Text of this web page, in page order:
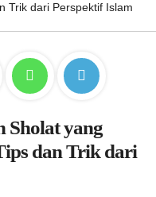
Trik dari Perspektif Islam
Sholat yang
dan Trik dari